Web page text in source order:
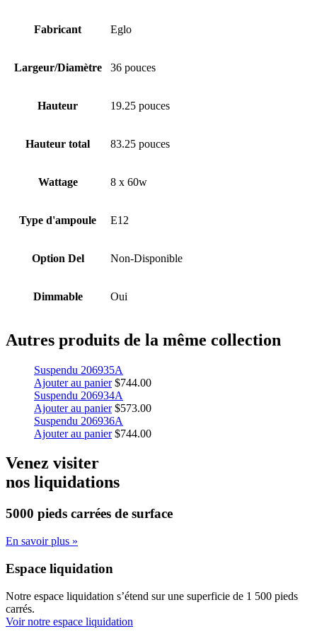
Fabricant Eglo
Largeur/Diamètre 36 pouces
Hauteur 19.25 pouces
Hauteur total 83.25 pouces
Wattage 8 x 60w
Type d'ampoule E12
Option Del Non-Disponible
Dimmable Oui
Autres produits de la même collection
Suspendu 206935A
Ajouter au panier $744.00
Suspendu 206934A
Ajouter au panier $573.00
Suspendu 206936A
Ajouter au panier $744.00
Venez visiter
nos liquidations
5000 pieds carrées de surface
En savoir plus »
Espace liquidation
Notre espace liquidation s’étend sur une superficie de 1 500 pieds
carrés.
Voir notre espace liquidation